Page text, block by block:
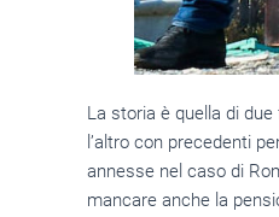
La storia è quella di
l’altro con precedenti
annesse nel caso di
mancare anche la